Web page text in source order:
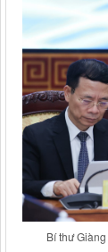
Bí thư